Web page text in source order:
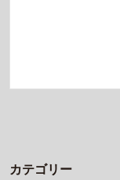
カテゴリー